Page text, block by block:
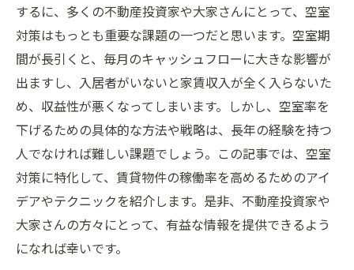
するに、多くの不動産投資家や大家さんにとって、空室
対策はもっとも重要な課題の一つだと思います。空室期
間が長引くと、毎月のキャッシュフローに大きな影響が
出ますし、入居者がいないと家賃収入が全く入らないた
め、収益性が悪くなってしまいます。しかし、空室率を
下げるための具体的な方法や戦略は、長年の経験を持つ
人でなければ難しい課題でしょう。この記事では、空室
対策に特化して、賃貸物件の稼働率を高めるためのアイ
デアやテクニックを紹介します。是非、不動産投資家や
大家さんの方々にとって、有益な情報を提供できるよう
になれば幸いです。